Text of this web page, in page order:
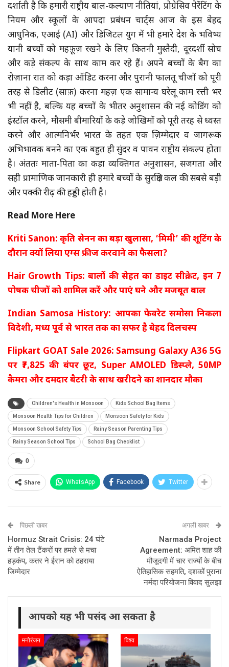
दर्शाती है कि हमारी राष्ट्रीय बाल-कल्याण नीतियां, प्रोग्रेसिव पेरेंटिंग के
नियम और स्कूलों के आपदा प्रबंधन चार्ट्स आज के इस बेहद
आधुनिक, एआई (AI) और डिजिटल युग में भी हमारे देश के भविष्य
यानी बच्चों को महफ़ूज़ रखने के लिए कितनी मुस्तैदी, दूरदर्शी सोच
और कड़े संकल्प के साथ काम कर रहे हैं। अपने बच्चों के बैग का
रोज़ाना रात को कड़ा ऑडिट करना और पुरानी फालतू चीजों को पूरी
तरह से डिलीट (साफ़) करना महज़ एक सामान्य घरेलू काम रत्ती भर
भी नहीं है, बल्कि यह बच्चों के भीतर अनुशासन की नई कोडिंग को
इंस्टॉल करने, मौसमी बीमारियों के कड़े जोखिमों को पूरी तरह से ध्वस्त
करने और आत्मनिर्भर भारत के तहत एक ज़िम्मेदार व जागरूक
अभिभावक बनने का एक बहुत ही सुंदर व पावन राष्ट्रीय संकल्प होता
है। अंततः माता-पिता का कड़ा व्यक्तिगत अनुशासन, सजगता और
सही प्रामाणिक जानकारी ही हमारे बच्चों के सुरक्षित कल की सबसे बड़ी
और पक्की रीढ़ की हड्डी होती है।
Read More Here
Kriti Sanon: कृति सेनन का बड़ा खुलासा, ‘मिमी’ की शूटिंग के
दौरान क्यों लिया एग्स फ्रीज करवाने का फैसला?
Hair Growth Tips: बालों की सेहत का डाइट सीक्रेट, इन 7
पोषक चीजों को शामिल करें और पाएं घने और मजबूत बाल
Indian Samosa History: आपका फेवरेट समोसा निकला
विदेशी, मध्य पूर्व से भारत तक का सफर है बेहद दिलचस्प
Flipkart GOAT Sale 2026: Samsung Galaxy A36 5G
पर ₹7,825 की बंपर छूट, Super AMOLED डिस्प्ले, 50MP
कैमरा और दमदार बैटरी के साथ खरीदने का शानदार मौका
Children's Health in Monsoon Kids School Bag Items
Monsoon Health Tips for Children Monsoon Safety for Kids
Monsoon School Safety Tips Rainy Season Parenting Tips
Rainy Season School Tips School Bag Checklist
0
Share WhatsApp Facebook Twitter
पिछली खबर
Hormuz Strait Crisis: 24 घंटे
में तीन तेल टैंकरों पर हमले से मचा
हड़कंप, कतर ने ईरान को ठहराया
जिम्मेदार
अगली खबर
Narmada Project
Agreement: अमित शाह की
मौजूदगी में चार राज्यों के बीच
ऐतिहासिक सहमति, दशकों पुराना
नर्मदा परियोजना विवाद सुलझा
आपको यह भी पसंद आ सकता है
मनोरंजन विश्व